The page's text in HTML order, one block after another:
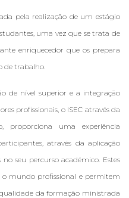
pela realização de um estágio
uma vez que se trata de
enriquecedor que os prepara
de trabalho.
de nível superior e a integração
profissionais, o ISEC através da
proporciona uma experiência
através da aplicação
seu percurso académico. Estes
mundo profissional e permitem
da formação ministrada